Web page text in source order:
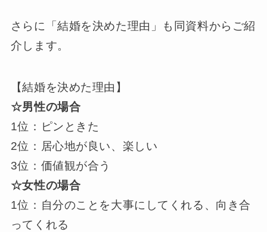
さらに「結婚を決めた理由」も同資料からご紹
介します。
【結婚を決めた理由】
☆男性の場合
1位：ピンときた
2位：居心地が良い、楽しい
3位：価値観が合う
☆女性の場合
1位：自分のことを大事にしてくれる、向き合
ってくれる